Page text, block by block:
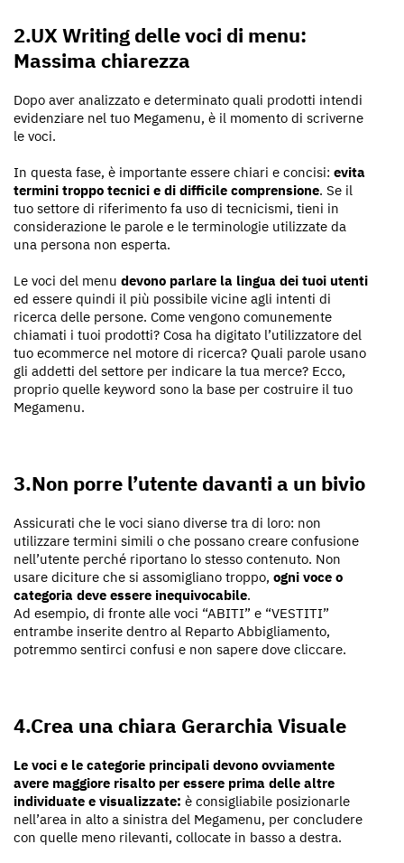
2.UX Writing delle voci di menu:
Massima chiarezza
Dopo aver analizzato e determinato quali prodotti intendi
evidenziare nel tuo Megamenu, è il momento di scriverne
le voci.
In questa fase, è importante essere chiari e concisi: evita
termini troppo tecnici e di difficile comprensione. Se il
tuo settore di riferimento fa uso di tecnicismi, tieni in
considerazione le parole e le terminologie utilizzate da
una persona non esperta.
Le voci del menu devono parlare la lingua dei tuoi utenti
ed essere quindi il più possibile vicine agli intenti di
ricerca delle persone. Come vengono comunemente
chiamati i tuoi prodotti? Cosa ha digitato l’utilizzatore del
tuo ecommerce nel motore di ricerca? Quali parole usano
gli addetti del settore per indicare la tua merce? Ecco,
proprio quelle keyword sono la base per costruire il tuo
Megamenu.
3.Non porre l’utente davanti a un bivio
Assicurati che le voci siano diverse tra di loro: non
utilizzare termini simili o che possano creare confusione
nell’utente perché riportano lo stesso contenuto. Non
usare diciture che si assomigliano troppo, ogni voce o
categoria deve essere inequivocabile.
Ad esempio, di fronte alle voci “ABITI” e “VESTITI”
entrambe inserite dentro al Reparto Abbigliamento,
potremmo sentirci confusi e non sapere dove cliccare.
4.Crea una chiara Gerarchia Visuale
Le voci e le categorie principali devono ovviamente
avere maggiore risalto per essere prima delle altre
individuate e visualizzate: è consigliabile posizionarle
nell’area in alto a sinistra del Megamenu, per concludere
con quelle meno rilevanti, collocate in basso a destra.